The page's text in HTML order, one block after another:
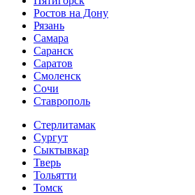
Ростов на Дону
Рязань
Самара
Саранск
Саратов
Смоленск
Сочи
Ставрополь
Стерлитамак
Сургут
Сыктывкар
Тверь
Тольятти
Томск